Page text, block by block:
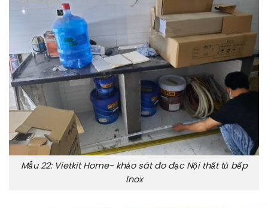
Mẫu 22: Vietkit Home- khảo sát đo đạc Nội thất tủ bếp
Inox